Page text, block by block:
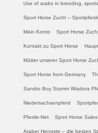
Use of arabs in breeding,
Sport Horse Zucht –
Mein Konto Sport Horse
Kontakt zu Sport Horse
Mütter unserer Sport Horse
Sport Horse from Germany
Sandro Boy Stamm Wiadora
Niedersachsenpferd
Pferde-Net Sport Horse Sales
Araber Hengste – die besten